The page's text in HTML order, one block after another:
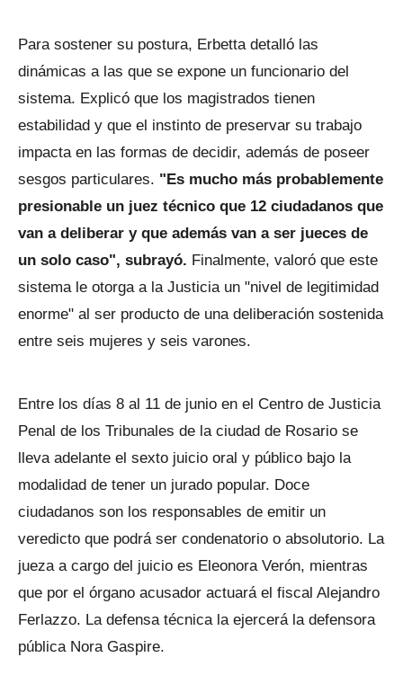
Para sostener su postura, Erbetta detalló las
dinámicas a las que se expone un funcionario del
sistema. Explicó que los magistrados tienen
estabilidad y que el instinto de preservar su trabajo
impacta en las formas de decidir, además de poseer
sesgos particulares. "Es mucho más probablemente
presionable un juez técnico que 12 ciudadanos que
van a deliberar y que además van a ser jueces de
un solo caso", subrayó. Finalmente, valoró que este
sistema le otorga a la Justicia un "nivel de legitimidad
enorme" al ser producto de una deliberación sostenida
entre seis mujeres y seis varones.
Entre los días 8 al 11 de junio en el Centro de Justicia
Penal de los Tribunales de la ciudad de Rosario se
lleva adelante el sexto juicio oral y público bajo la
modalidad de tener un jurado popular. Doce
ciudadanos son los responsables de emitir un
veredicto que podrá ser condenatorio o absolutorio. La
jueza a cargo del juicio es Eleonora Verón, mientras
que por el órgano acusador actuará el fiscal Alejandro
Ferlazzo. La defensa técnica la ejercerá la defensora
pública Nora Gaspire.